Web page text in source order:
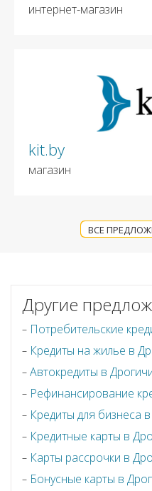
интернет-магазин
kit.by
магазин
ВСЕ
Другие
Потребительские
Кредиты на жилье в
Автокредиты в
Рефинансирование
Кредиты для бизнеса
Кредитные карты в
Карты рассрочки в
Бонусные карты в